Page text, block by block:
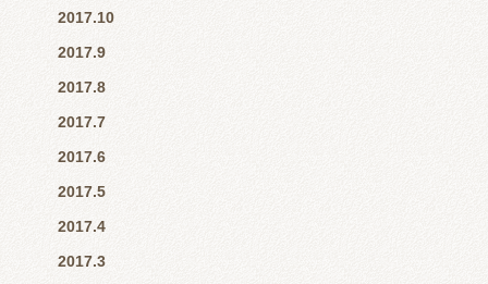
2017.10
2017.9
2017.8
2017.7
2017.6
2017.5
2017.4
2017.3